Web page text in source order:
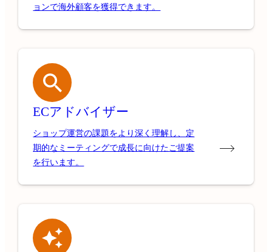
ョンで海外顧客を獲得できます。
ECアドバイザー
ショップ運営の課題をより深く理解し、定
期的なミーティングで成長に向けたご提案
を行います。